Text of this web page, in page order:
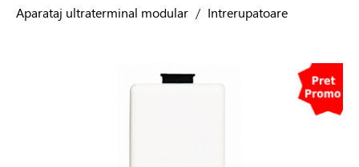
Aparataj ultraterminal modular / Intrerupatoare